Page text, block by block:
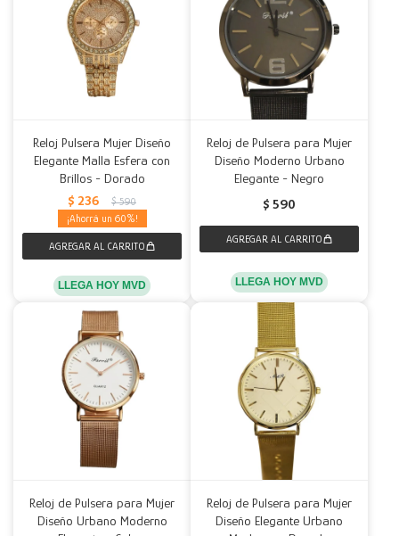
Reloj Pulsera Mujer Diseño
Elegante Malla Esfera con
Brillos - Dorado
$ 236 $ 590
60
LLEGA HOY MVD
Reloj de Pulsera para Mujer
Diseño Moderno Urbano
Elegante - Negro
$ 590
LLEGA HOY MVD
Reloj de Pulsera para Mujer
Diseño Urbano Moderno
Reloj de Pulsera para Mujer
Diseño Elegante Urbano